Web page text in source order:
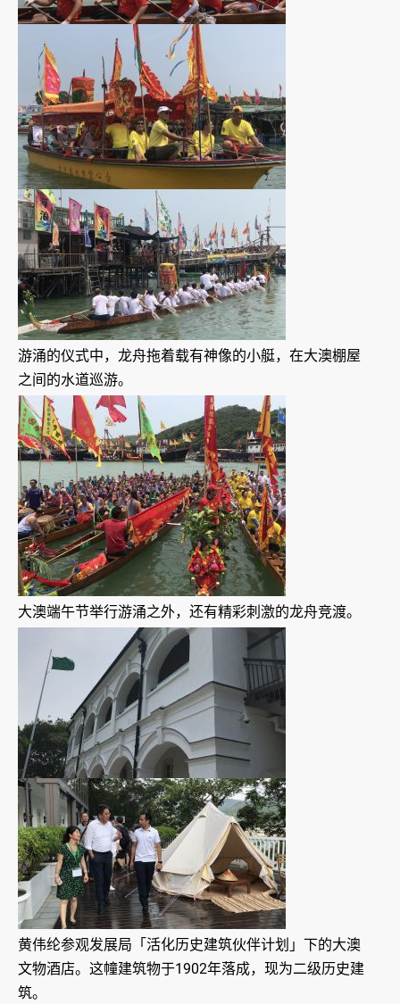
游涌的仪式中，龙舟拖着载有神像的小艇，在大澳棚屋
之间的水道巡游。
大澳端午节举行游涌之外，还有精彩刺激的龙舟竞渡。
黄伟纶参观发展局「活化历史建筑伙伴计划」下的大澳
文物酒店。这幢建筑物于1902年落成，现为二级历史建
筑。